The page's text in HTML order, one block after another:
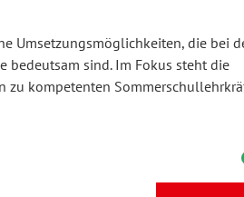
Umsetzungsmöglichkeiten, die bei
bedeutsam sind. Im Fokus steht die
zu kompetenten